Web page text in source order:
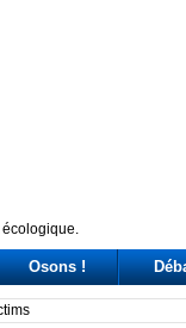
écologique.
Osons !
Covid: tre ore di